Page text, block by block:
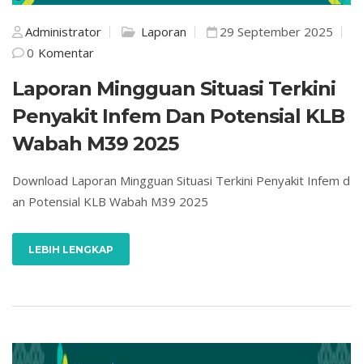
Administrator Laporan
29 September 2025
0 Komentar
Laporan Mingguan Situasi Terkini
Penyakit Infem Dan Potensial KLB
Wabah M39 2025
Download Laporan Mingguan Situasi Terkini Penyakit Infem d
an Potensial KLB Wabah M39 2025
LEBIH LENGKAP